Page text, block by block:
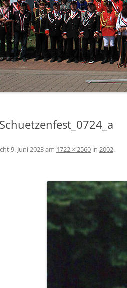
9. Juni 2023am 1722 × 2560 in 2002.